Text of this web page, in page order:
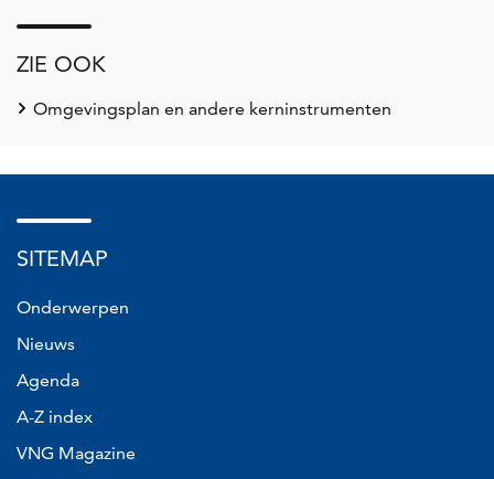
ZIE OOK
Omgevingsplan en andere kerninstrumenten
SITEMAP
Onderwerpen
Nieuws
Agenda
A-Z index
VNG Magazine